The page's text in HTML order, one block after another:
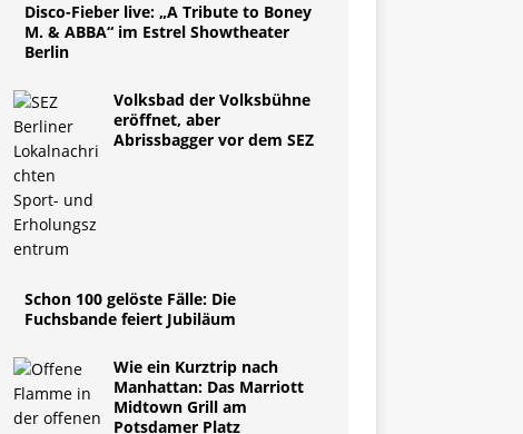
Disco-Fieber live: „A Tribute to Boney
M. & ABBA“ im Estrel Showtheater
Berlin
Volksbad der Volksbühne
eröffnet, aber
Abrissbagger vor dem SEZ
Schon 100 gelöste Fälle: Die
Fuchsbande feiert Jubiläum
Wie ein Kurztrip nach
Manhattan: Das Marriott
Midtown Grill am
Potsdamer Platz